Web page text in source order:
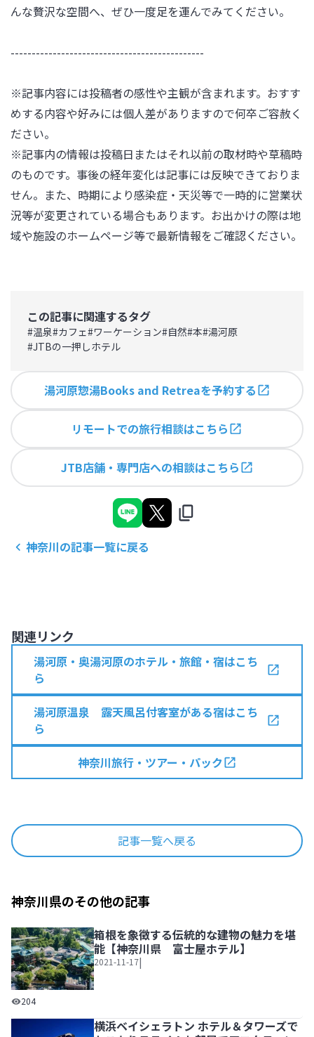
んな贅沢な空間へ、ぜひ一度足を運んでみてください。
----------------------------------------------
※記事内容には投稿者の感性や主観が含まれます。おすす
めする内容や好みには個人差がありますので何卒ご容赦く
ださい。
※記事内の情報は投稿日またはそれ以前の取材時や草稿時
のものです。事後の経年変化は記事には反映できておりま
せん。また、時期により感染症・天災等で一時的に営業状
況等が変更されている場合もあります。お出かけの際は地
域や施設のホームページ等で最新情報をご確認ください。
この記事に関連するタグ
#温泉#カフェ#ワーケーション#自然#本#湯河原
#JTBの一押しホテル
湯河原惣湯Books and Retreaを予約する
リモートでの旅行相談はこちら
JTB店舗・専門店への相談はこちら
神奈川の記事一覧に戻る
関連リンク
湯河原・奥湯河原のホテル・旅館・宿はこち
ら
湯河原温泉 露天風呂付客室がある宿はこち
ら
神奈川旅行・ツアー・パック
記事一覧へ戻る
神奈川県のその他の記事
箱根を象徴する伝統的な建物の魅力を堪能【神奈川県 富
204
箱根を象徴する伝統的な建物の魅力を堪
能【神奈川県 富士屋ホテル】
2021-11-17|
横浜ベイシェラトン ホテル＆タワーズで